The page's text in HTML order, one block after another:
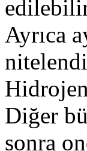
Ayrıca
Diğer
sonra